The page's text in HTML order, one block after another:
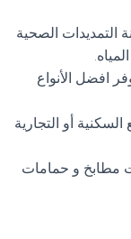
الصحية
افضل الأنواع
أو التجارية
و حمامات